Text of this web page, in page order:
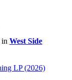
in West Side
LP (2026)